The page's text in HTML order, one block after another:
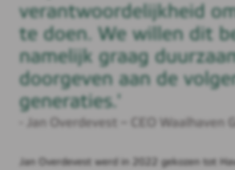
verantwoordelijkheid
te doen. We willen dit
namelijk graag
doorgeven aan de
generaties.'
- Jan Overdevest – CEO Waalhaven
Jan Overdevest werd in 2022 gekozen tot